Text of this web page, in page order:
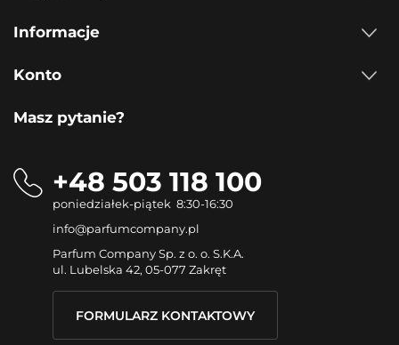
Informacje
Konto
Masz pytanie?
+48 503 118 100
poniedziałek-piątek 8:30-16:30
info@parfumcompany.pl
Parfum Company Sp. z o. o. S.K.A.
ul. Lubelska 42, 05-077 Zakręt
FORMULARZ KONTAKTOWY